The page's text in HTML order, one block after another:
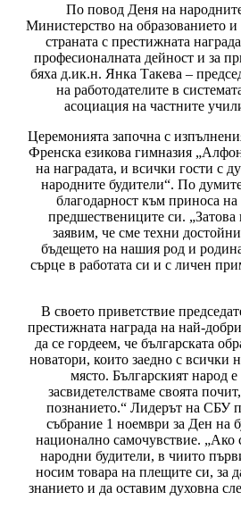
По повод Деня на
Министерство на образованието и
страната с престижната
професионалната дейност и за
бяха д.ик.н. Янка Такева –
на работодателите в
асоциация на частните
Церемонията започна с
Френска езикова гимназия
на наградата, и всички гости с
народните будители“. По
благодарност към приноса
предшествениците си.
заявим, че сме техни
бъдещето на нашия род и
сърце в работата си и с личен
В своето приветствие
престижната награда на най-
да се гордеем, че българската
новатори, които заедно с всички
място. Българският народ
засвидетелстваме своята
познанието.“ Лидерът на СБУ
събрание 1 ноември за Ден на
национално самочувствие.
народни будители, в чиито
носим товара на плещите си, за
знанието и да оставим духовна